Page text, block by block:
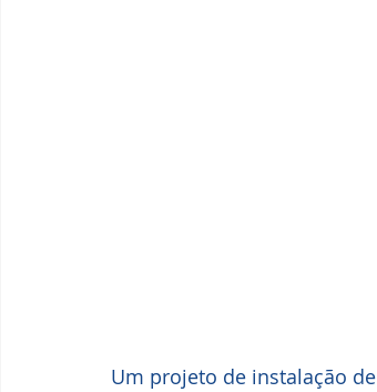
Um projeto de instalação